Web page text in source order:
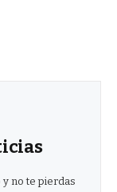
no te pierdas